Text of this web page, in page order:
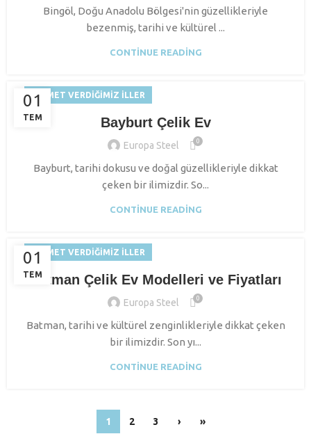
Bingöl, Doğu Anadolu Bölgesi'nin güzellikleriyle
bezenmiş, tarihi ve kültürel ...
CONTINUE READING
01
TEM
HIZMET VERDIĞIMIZ İLLER
Bayburt Çelik Ev
Europa Steel 0
Bayburt, tarihi dokusu ve doğal güzellikleriyle dikkat
çeken bir ilimizdir. So...
CONTINUE READING
01
TEM
HIZMET VERDIĞIMIZ İLLER
Batman Çelik Ev Modelleri ve Fiyatları
Europa Steel 0
Batman, tarihi ve kültürel zenginlikleriyle dikkat çeken
bir ilimizdir. Son yı...
CONTINUE READING
1 2 3 › »